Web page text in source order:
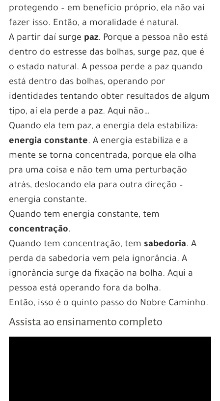
protegendo – em benefício próprio, ela não vai
fazer isso. Então, a moralidade é natural.
A partir daí surge paz. Porque a pessoa não está
dentro do estresse das bolhas, surge paz, que é
o estado natural. A pessoa perde a paz quando
está dentro das bolhas, operando por
identidades tentando obter resultados de algum
tipo, aí ela perde a paz. Aqui não…
Quando ela tem paz, a energia dela estabiliza:
energia constante. A energia estabiliza e a
mente se torna concentrada, porque ela olha
pra uma coisa e não tem uma perturbação
atrás, deslocando ela para outra direção –
energia constante.
Quando tem energia constante, tem
concentração.
Quando tem concentração, tem sabedoria. A
perda da sabedoria vem pela ignorância. A
ignorância surge da fixação na bolha. Aqui a
pessoa está operando fora da bolha.
Então, isso é o quinto passo do Nobre Caminho.
Assista ao ensinamento completo